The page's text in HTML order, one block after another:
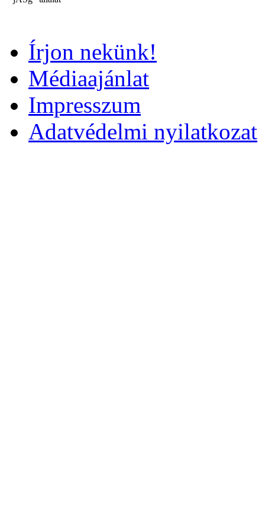
Írjon nekünk!
Médiaajánlat
Impresszum
Adatvédelmi nyilatkozat